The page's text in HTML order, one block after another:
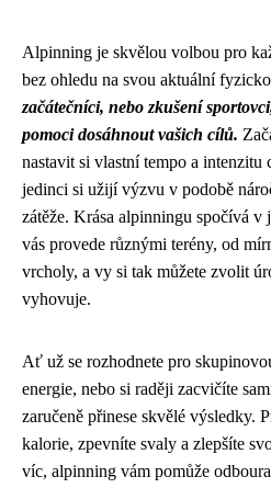
Alpinning je skvělou volbou pro
bez ohledu na svou aktuální
začátečníci, nebo zkušení
pomoci dosáhnout vašich cílů.
nastavit si vlastní tempo a
jedinci si užijí výzvu v podobě
zátěže. Krása alpinningu spočívá
vás provede různými terény, od
vrcholy, a vy si tak můžete zvolit
vyhovuje.
Ať už se rozhodnete pro
energie, nebo si raději zacvičíte
zaručeně přinese skvělé výsledky.
kalorie, zpevníte svaly a zlepšíte
víc, alpinning vám pomůže